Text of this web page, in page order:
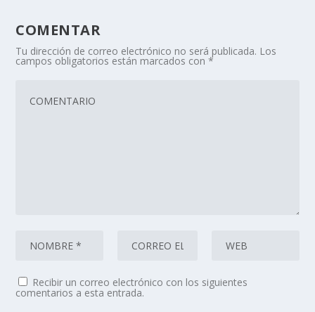
COMENTAR
Tu dirección de correo electrónico no será publicada. Los
campos obligatorios están marcados con*
Recibir un correo electrónico con los siguientes
comentarios a esta entrada.